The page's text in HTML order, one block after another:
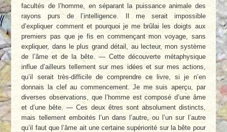
facultés de l’homme, en séparant la puissance animale des
rayons purs de l’intelligence. Il me serait impossible
d’expliquer comment et pourquoi je me brûlai les doigts aux
premiers pas que je fis en commençant mon voyage, sans
expliquer, dans le plus grand détail, au lecteur, mon système
de l’âme et de la bête. — Cette découverte métaphysique
influe d’ailleurs tellement sur mes idées et sur mes actions,
qu’il serait très-difficile de comprendre ce livre, si je n’en
donnais la clef au commencement. Je me suis aperçu, par
diverses observations, que l’homme est composé d’une âme
et d’une bête. — Ces deux êtres sont absolument distincts,
mais tellement emboités l’un dans l’autre, ou l’un sur l’autre
qu’il faut que l’âme ait une certaine supériorité sur la bête pour